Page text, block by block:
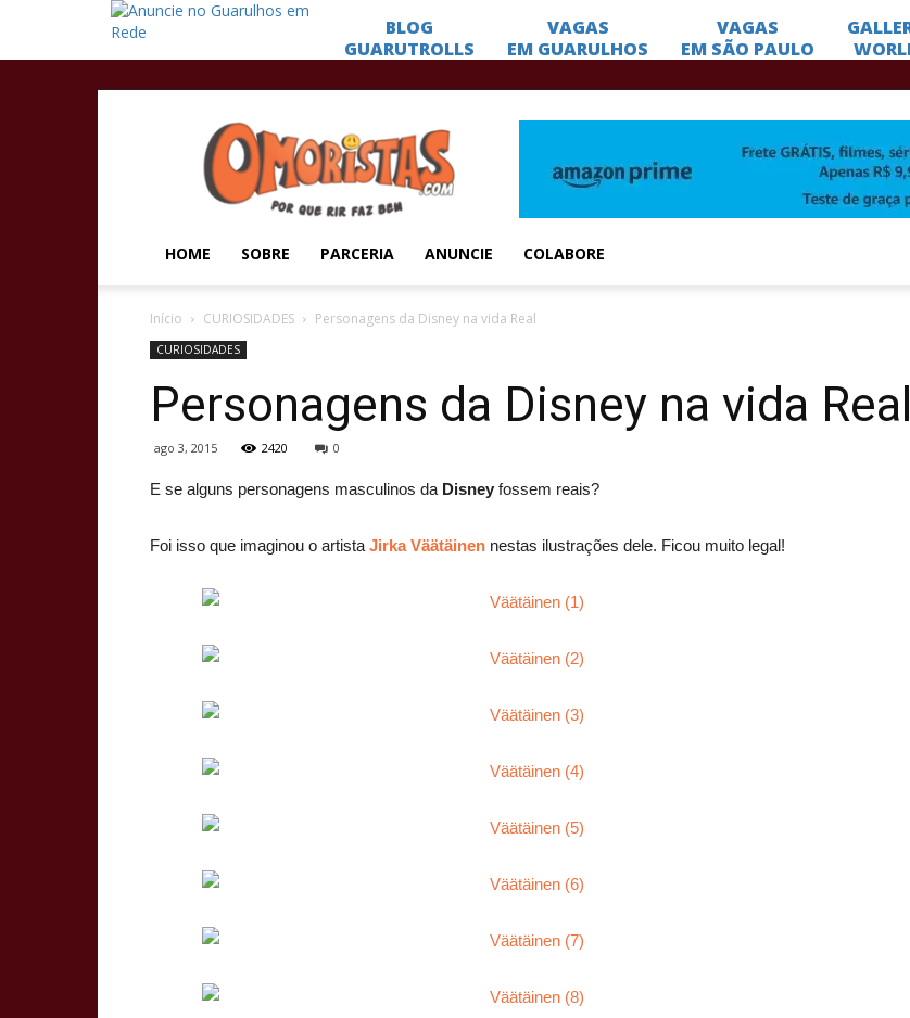
Omoristas
HOME SOBRE PARCERIA ANUNCIE COLABORE
Início CURIOSIDADES Personagens da Disney na vida Real
CURIOSIDADES
Personagens da Disney na vida Real
ago 3, 2015 2420 0
E se alguns personagens masculinos da Disney fossem reais?
Foi isso que imaginou o artista Jirka Väätäinen nestas ilustrações dele. Ficou muito legal!